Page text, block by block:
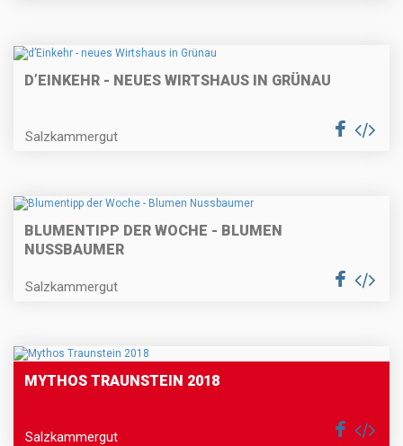
D’EINKEHR - NEUES WIRTSHAUS IN GRÜNAU
Salzkammergut
BLUMENTIPP DER WOCHE - BLUMEN
NUSSBAUMER
Salzkammergut
MYTHOS TRAUNSTEIN 2018
Salzkammergut